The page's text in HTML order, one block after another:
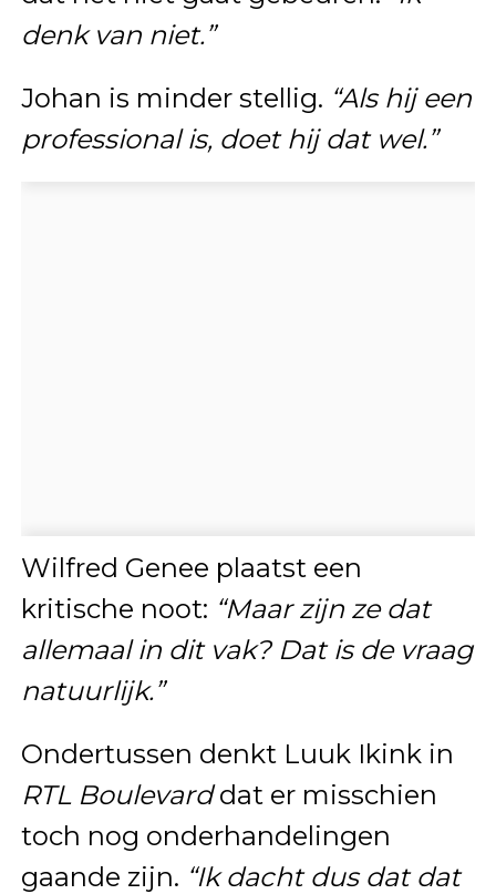
denk van niet.”
Johan is minder stellig. “Als hij een
professional is, doet hij dat wel.”
Wilfred Genee plaatst een
kritische noot: “Maar zijn ze dat
allemaal in dit vak? Dat is de vraag
natuurlijk.”
Ondertussen denkt Luuk Ikink in
RTL Boulevarddat er misschien
toch nog onderhandelingen
gaande zijn. “Ik dacht dus dat dat